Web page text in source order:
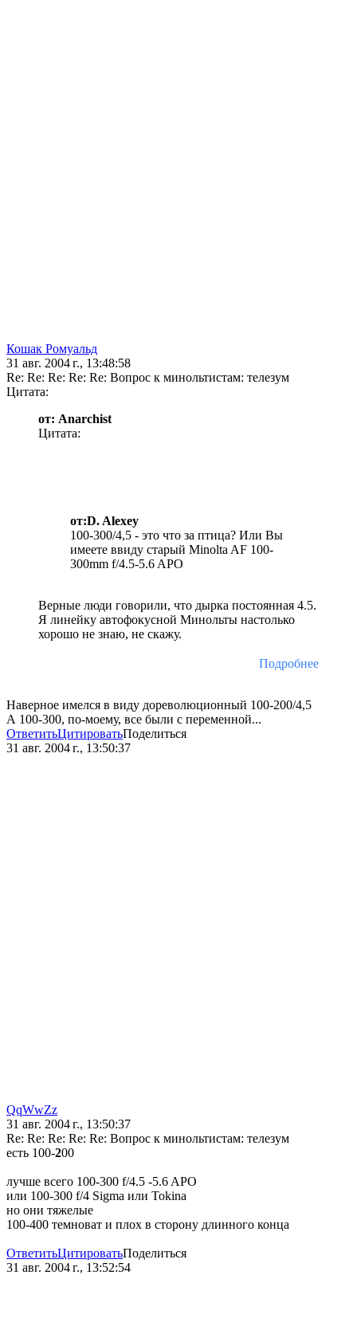
Кошак Ромуальд
31 авг. 2004 г., 13:48:58
Re: Re: Re: Re: Re: Вопрос к минольтистам: телезум
Цитата:
от: Anarchist
Цитата:
от:D. Alexey
100-300/4,5 - это что за птица? Или Вы
имеете ввиду старый Minolta AF 100-
300mm f/4.5-5.6 APO
Верные люди говорили, что дырка постоянная 4.5.
Я линейку автофокусной Минольты настолько
хорошо не знаю, не скажу.
Подробнее
Наверное имелся в виду дореволюционный 100-200/4,5
А 100-300, по-моему, все были с переменной...
ОтветитьЦитироватьПоделиться
31 авг. 2004 г., 13:50:37
QqWwZz
31 авг. 2004 г., 13:50:37
Re: Re: Re: Re: Re: Вопрос к минольтистам: телезум
есть 100-200
лучше всего 100-300 f/4.5 -5.6 APO
или 100-300 f/4 Sigma или Tokina
но они тяжелые
100-400 темноват и плох в сторону длинного конца
ОтветитьЦитироватьПоделиться
31 авг. 2004 г., 13:52:54